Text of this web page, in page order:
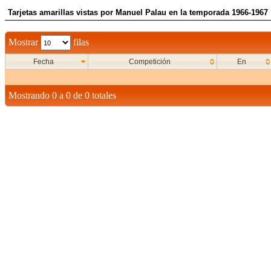
Tarjetas amarillas vistas por Manuel Palau en la temporada 1966-1967
Mostrar filas
Fecha Competición En
Mostrando 0 a 0 de 0 totales